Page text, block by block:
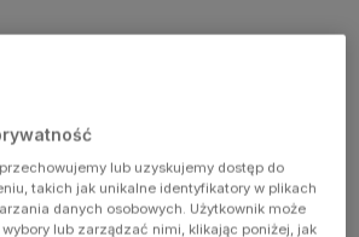
lub uzyskujemy dostęp do
takich jak unikalne identyfikatory w plikach
danych osobowych. Użytkownik może
lub zarządzać nimi, klikając poniżej, jak